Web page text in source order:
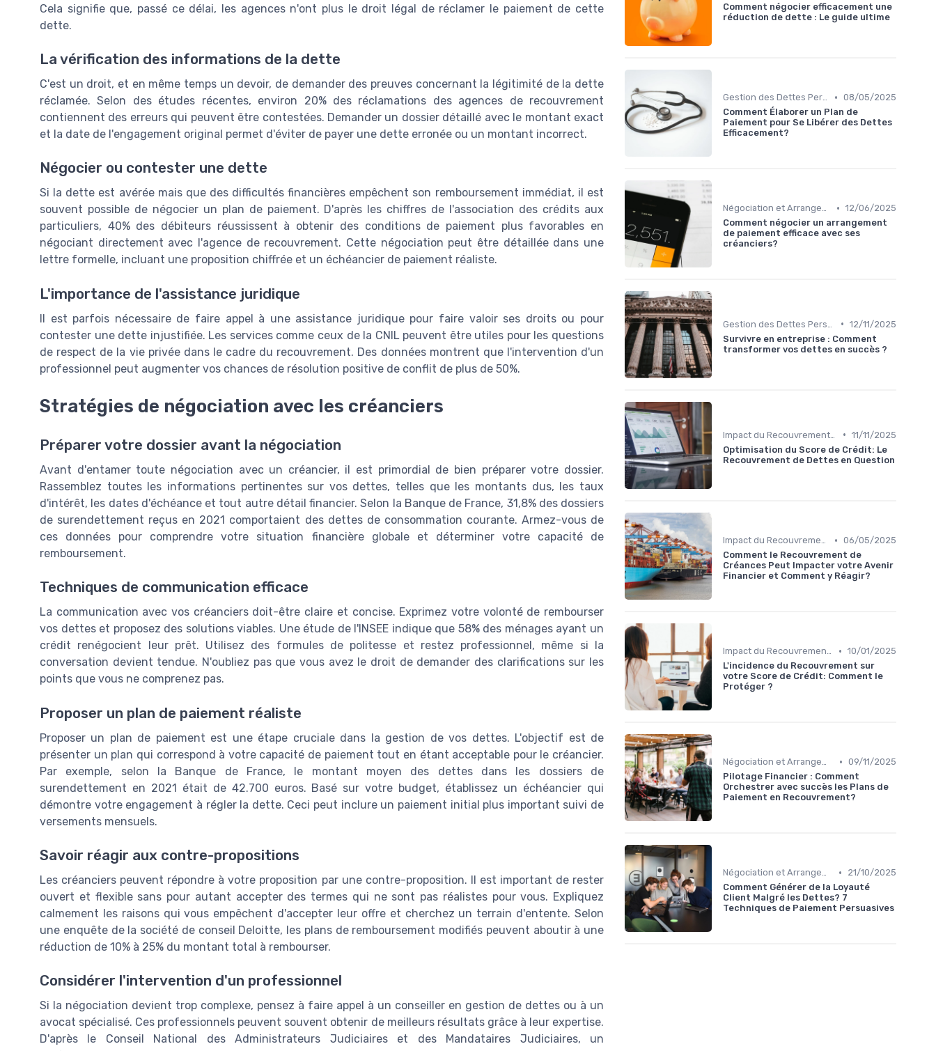
Cela signifie que, passé ce délai, les agences n'ont plus le droit légal de réclamer le paiement de cette
dette.
La vérification des informations de la dette
C'est un droit, et en même temps un devoir, de demander des preuves concernant la légitimité de la dette
réclamée. Selon des études récentes, environ 20% des réclamations des agences de recouvrement
contiennent des erreurs qui peuvent être contestées. Demander un dossier détaillé avec le montant exact
et la date de l'engagement original permet d'éviter de payer une dette erronée ou un montant incorrect.
Négocier ou contester une dette
Si la dette est avérée mais que des difficultés financières empêchent son remboursement immédiat, il est
souvent possible de négocier un plan de paiement. D'après les chiffres de l'association des crédits aux
particuliers, 40% des débiteurs réussissent à obtenir des conditions de paiement plus favorables en
négociant directement avec l'agence de recouvrement. Cette négociation peut être détaillée dans une
lettre formelle, incluant une proposition chiffrée et un échéancier de paiement réaliste.
L'importance de l'assistance juridique
Il est parfois nécessaire de faire appel à une assistance juridique pour faire valoir ses droits ou pour
contester une dette injustifiée. Les services comme ceux de la CNIL peuvent être utiles pour les questions
de respect de la vie privée dans le cadre du recouvrement. Des données montrent que l'intervention d'un
professionnel peut augmenter vos chances de résolution positive de conflit de plus de 50%.
Stratégies de négociation avec les créanciers
Préparer votre dossier avant la négociation
Avant d'entamer toute négociation avec un créancier, il est primordial de bien préparer votre dossier.
Rassemblez toutes les informations pertinentes sur vos dettes, telles que les montants dus, les taux
d'intérêt, les dates d'échéance et tout autre détail financier. Selon la Banque de France, 31,8% des dossiers
de surendettement reçus en 2021 comportaient des dettes de consommation courante. Armez-vous de
ces données pour comprendre votre situation financière globale et déterminer votre capacité de
remboursement.
Techniques de communication efficace
La communication avec vos créanciers doit-être claire et concise. Exprimez votre volonté de rembourser
vos dettes et proposez des solutions viables. Une étude de l'INSEE indique que 58% des ménages ayant un
crédit renégocient leur prêt. Utilisez des formules de politesse et restez professionnel, même si la
conversation devient tendue. N'oubliez pas que vous avez le droit de demander des clarifications sur les
points que vous ne comprenez pas.
Proposer un plan de paiement réaliste
Proposer un plan de paiement est une étape cruciale dans la gestion de vos dettes. L'objectif est de
présenter un plan qui correspond à votre capacité de paiement tout en étant acceptable pour le créancier.
Par exemple, selon la Banque de France, le montant moyen des dettes dans les dossiers de
surendettement en 2021 était de 42.700 euros. Basé sur votre budget, établissez un échéancier qui
démontre votre engagement à régler la dette. Ceci peut inclure un paiement initial plus important suivi de
versements mensuels.
Savoir réagir aux contre-propositions
Les créanciers peuvent répondre à votre proposition par une contre-proposition. Il est important de rester
ouvert et flexible sans pour autant accepter des termes qui ne sont pas réalistes pour vous. Expliquez
calmement les raisons qui vous empêchent d'accepter leur offre et cherchez un terrain d'entente. Selon
une enquête de la société de conseil Deloitte, les plans de remboursement modifiés peuvent aboutir à une
réduction de 10% à 25% du montant total à rembourser.
Considérer l'intervention d'un professionnel
Si la négociation devient trop complexe, pensez à faire appel à un conseiller en gestion de dettes ou à un
avocat spécialisé. Ces professionnels peuvent souvent obtenir de meilleurs résultats grâce à leur expertise.
D'après le Conseil National des Administrateurs Judiciaires et des Mandataires Judiciaires, un
Comment négocier efficacement une
réduction de dette : Le guide ultime
Gestion des Dettes Personnelles • 08/05/2025
Comment Élaborer un Plan de
Paiement pour Se Libérer des Dettes
Efficacement?
Négociation et Arrangement de Paiement • 12/06/2025
Comment négocier un arrangement
de paiement efficace avec ses
créanciers?
• 12/11/2025
Survivre en entreprise : Comment
transformer vos dettes en succès ?
• 11/11/2025
Optimisation du Score de Crédit: Le
Recouvrement de Dettes en Question
Impact du Recouvrement sur le Crédit Personnel • 06/05/2025
Comment le Recouvrement de
Créances Peut Impacter votre Avenir
Financier et Comment y Réagir?
Impact du Recouvrement sur le Crédit Personnel • 10/01/2025
L'incidence du Recouvrement sur
votre Score de Crédit: Comment le
Protéger ?
Négociation et Arrangement de Paiement • 09/11/2025
Pilotage Financier : Comment
Orchestrer avec succès les Plans de
Paiement en Recouvrement?
Négociation et Arrangement de Paiement •
21/10/2025
Comment Générer de la Loyauté
Client Malgré les Dettes? 7
Techniques de Paiement Persuasives